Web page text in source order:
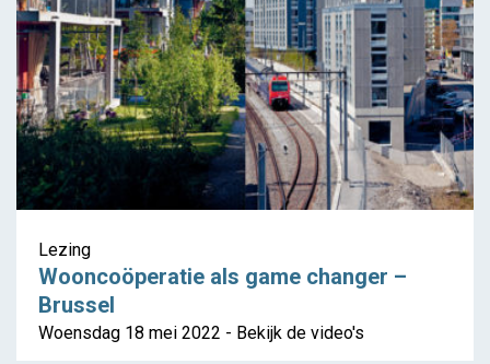
Lezing
Wooncoöperatie als game changer –
Brussel
Woensdag 18 mei 2022 - Bekijk de video's